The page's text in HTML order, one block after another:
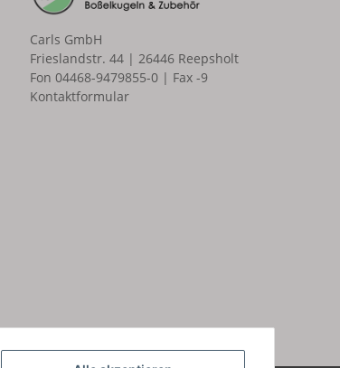
Carls GmbH
Frieslandstr. 44 | 26446 Reepsholt
Fon 04468-9479855-0 | Fax -9
Kontaktformular